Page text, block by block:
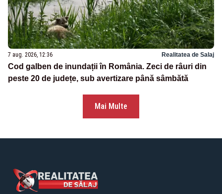
7 aug. 2026, 12:36 Realitatea de Salaj
Cod galben de inundații în România. Zeci de râuri din
peste 20 de județe, sub avertizare până sâmbătă
Mai Multe